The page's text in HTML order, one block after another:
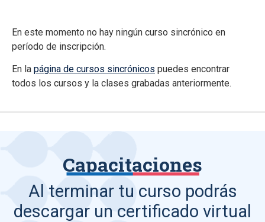
En este momento no hay ningún curso sincrónico en
período de inscripción.
En la página de cursos sincrónicos puedes encontrar
todos los cursos y la clases grabadas anteriormente.
Capacitaciones
Al terminar tu curso podrás
descargar un certificado virtual